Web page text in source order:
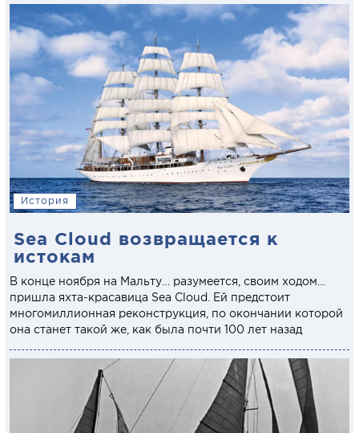
История
Sea Cloud возвращается к
истокам
В конце ноября на Мальту… разумеется, своим ходом…
пришла яхта-красавица Sea Cloud. Ей предстоит
многомиллионная реконструкция, по окончании которой
она станет такой же, как была почти 100 лет назад